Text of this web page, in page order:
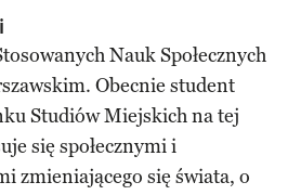
Nauk Społecznych
Obecnie student
Studiów Miejskich na tej
się społecznymi i
zmieniającego się świata, o